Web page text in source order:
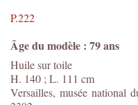
P.222
Âge du modèle : 79 ans
Huile sur toile
H. 140 ; L. 111 cm
Versailles, musée national